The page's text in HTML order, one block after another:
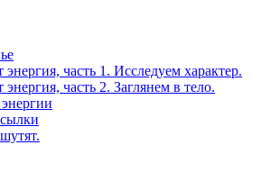
энергия, часть 1. Исследуем характер.
энергия, часть 2. Заглянем в тело.